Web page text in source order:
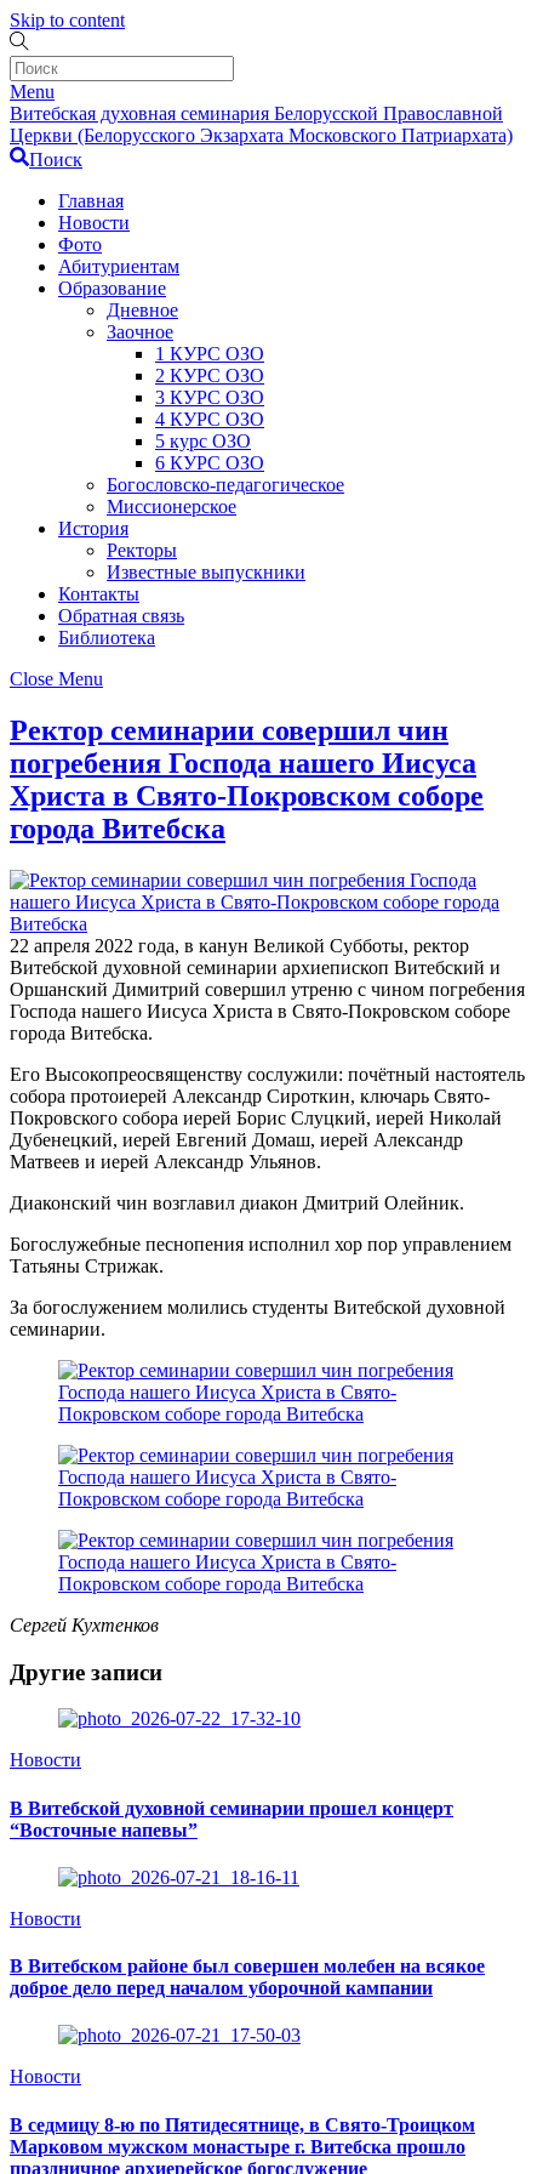
Skip to content
Menu
Витебская духовная семинария Белорусской Православной
Церкви (Белорусского Экзархата Московского Патриархата)
Поиск
Главная
Новости
Фото
Абитуриентам
Образование
Дневное
Заочное
1 КУРС ОЗО
2 КУРС ОЗО
3 КУРС ОЗО
4 КУРС ОЗО
5 курс ОЗО
6 КУРС ОЗО
Богословско-педагогическое
Миссионерское
История
Ректоры
Известные выпускники
Контакты
Обратная связь
Библиотека
Close Menu
Ректор семинарии совершил чин
погребения Господа нашего Иисуса
Христа в Свято-Покровском соборе
города Витебска
22 апреля 2022 года, в канун Великой Субботы, ректор
Витебской духовной семинарии архиепископ Витебский и
Оршанский Димитрий совершил утреню с чином погребения
Господа нашего Иисуса Христа в Свято-Покровском соборе
города Витебска.
Его Высокопреосвященству сослужили: почётный настоятель
собора протоиерей Александр Сироткин, ключарь Свято-
Покровского собора иерей Борис Слуцкий, иерей Николай
Дубенецкий, иерей Евгений Домаш, иерей Александр
Матвеев и иерей Александр Ульянов.
Диаконский чин возглавил диакон Дмитрий Олейник.
Богослужебные песнопения исполнил хор пор управлением
Татьяны Стрижак.
За богослужением молились студенты Витебской духовной
семинарии.
Сергей Кухтенков
Другие записи
Новости
В Витебской духовной семинарии прошел концерт
“Восточные напевы”
Новости
В Витебском районе был совершен молебен на всякое
доброе дело перед началом уборочной кампании
Новости
В седмицу 8-ю по Пятидесятнице, в Свято-Троицком
Марковом мужском монастыре г. Витебска прошло
праздничное архиерейское богослужение